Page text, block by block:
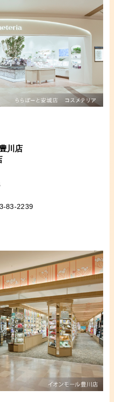
川店
83-2239